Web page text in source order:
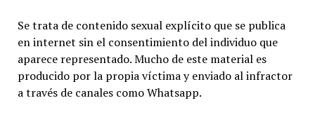
Se trata de contenido sexual explícito que se publica
en internet sin el consentimiento del individuo que
aparece representado. Mucho de este material es
producido por la propia víctima y enviado al infractor
a través de canales como Whatsapp.